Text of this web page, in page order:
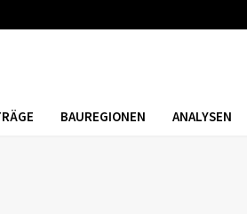
BAUREGIONEN ANALYSEN